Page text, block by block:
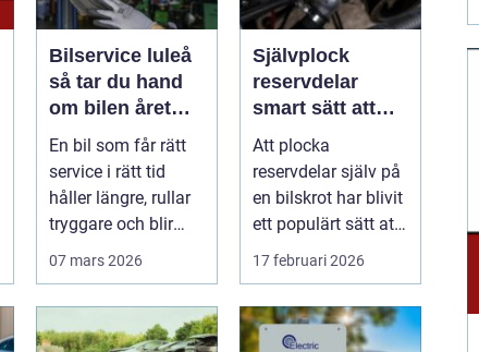
Bilservice luleå
så tar du hand
om bilen året
runt
En bil som får rätt
service i rätt tid
håller längre, rullar
tryggare och blir
07 mars 2026
Självplock
reservdelar
smart sätt att
hitta billiga
bildelar
Att plocka
reservdelar själv på
en bilskrot har blivit
ett populärt sätt att
både spara pengar
17 februari 2026